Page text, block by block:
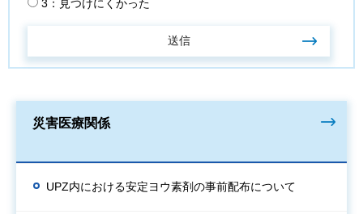
3：見つけにくかった
災害医療関係
UPZ内における安定ヨウ素剤の事前配布について